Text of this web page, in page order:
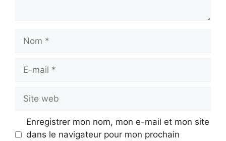
mail
web
Enregistrer mon nom, mon e-mail et mon site
dans le navigateur pour mon prochain